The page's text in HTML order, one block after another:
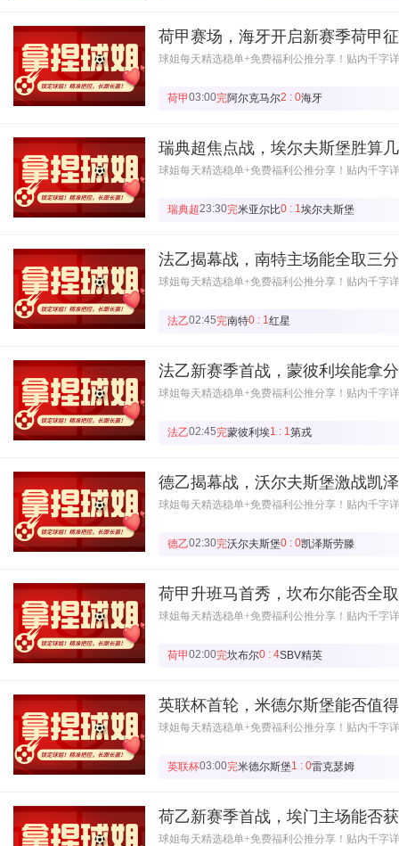
荷甲赛场，海牙开启新赛季荷甲
球姐每天精选稳单+免费福利公推分享！贴内千字
荷甲03:00完阿尔克马尔2 : 0海牙
瑞典超焦点战，埃尔夫斯堡胜算
球姐每天精选稳单+免费福利公推分享！贴内千字
瑞典超23:30完米亚尔比0 : 1埃尔夫斯堡
法乙揭幕战，南特主场能全取三
球姐每天精选稳单+免费福利公推分享！贴内千字
法乙02:45完南特0 : 1红星
法乙新赛季首战，蒙彼利埃能拿
球姐每天精选稳单+免费福利公推分享！贴内千字
法乙02:45完蒙彼利埃1 : 1第戎
德乙揭幕战，沃尔夫斯堡激战凯
球姐每天精选稳单+免费福利公推分享！贴内千字
德乙02:30完沃尔夫斯堡0 : 0凯泽斯劳滕
荷甲升班马首秀，坎布尔能否全
球姐每天精选稳单+免费福利公推分享！贴内千字
荷甲02:00完坎布尔0 : 4SBV精英
英联杯首轮，米德尔斯堡能否值
球姐每天精选稳单+免费福利公推分享！贴内千字
英联杯03:00完米德尔斯堡1 : 0雷克瑟姆
荷乙新赛季首战，埃门主场能否
球姐每天精选稳单+免费福利公推分享！贴内千字